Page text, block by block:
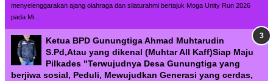
menyelenggarakan ajang olahraga dan silaturahmi bertajuk Moga Unity Run 2026
pada Mi...
Ketua BPD Gunungtiga Ahmad Muhtarudin
S.Pd,Atau yang dikenal (Muhtar All Kaff)Siap Maju
Pilkades "Terwujudnya Desa Gunungtiga yang
berjiwa sosial, Peduli, Mewujudkan Generasi yang cerdas,